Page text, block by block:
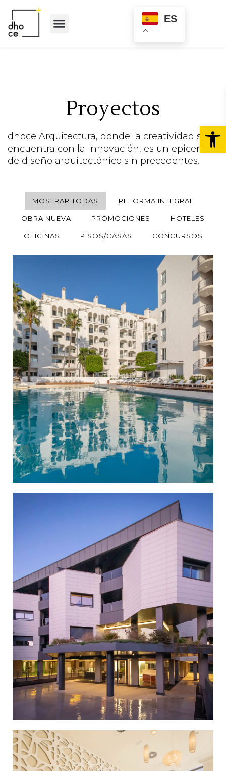
ES
Proyectos
dhoce Arquitectura, donde la creatividad se
encuentra con la innovación, es un epicentro
de diseño arquitectónico sin precedentes.
MOSTRAR TODAS REFORMA INTEGRAL
OBRA NUEVA PROMOCIONES HOTELES
OFICINAS PISOS/CASAS CONCURSOS